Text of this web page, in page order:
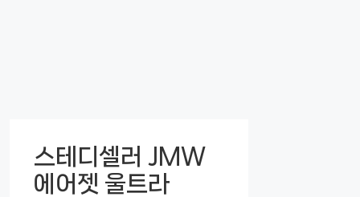
스테디셀러 JMW
에어젯 울트라